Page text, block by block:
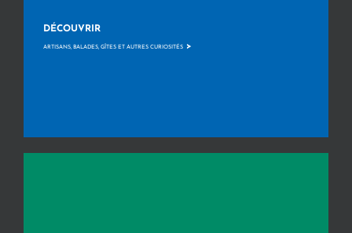
DÉCOUVRIR
ARTISANS, BALADES, GÎTES ET AUTRES CURIOSITÉS >